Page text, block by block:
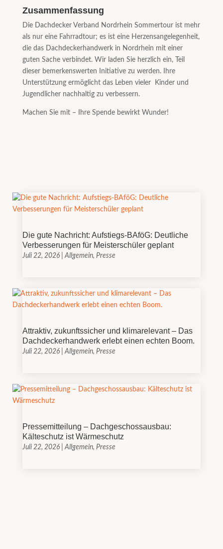
Zusammenfassung
Die Dachdecker Verband Nordrhein Sommertour ist mehr
als nur eine Fahrradtour; es ist eine Herzensangelegenheit,
die das Dachdeckerhandwerk in Nordrhein mit einer
guten Sache verbindet. Wir laden Sie herzlich ein, Teil
dieser bemerkenswerten Initiative zu werden. Ihre
Unterstützung ermöglicht das Leben vieler Kinder und
Jugendlicher nachhaltig zu verbessern.
Machen Sie mit – Ihre Spende bewirkt Wunder!
Die gute Nachricht: Aufstiegs-BAföG: Deutliche
Verbesserungen für Meisterschüler geplant
Juli 22, 2026| Allgemein, Presse
Attraktiv, zukunftssicher und klimarelevant – Das
Dachdeckerhandwerk erlebt einen echten Boom.
Juli 22, 2026| Allgemein, Presse
Pressemitteilung – Dachgeschossausbau:
Kälteschutz ist Wärmeschutz
Juli 22, 2026| Allgemein, Presse